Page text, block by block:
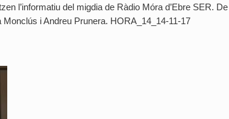
l’informatiu del migdia de Ràdio Móra d’Ebre SER. De
i Andreu Prunera. HORA_14_14-11-17